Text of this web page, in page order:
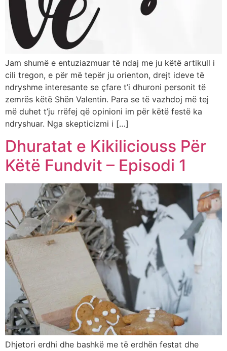
Jam shumë e entuziazmuar të ndaj me ju këtë artikull i
cili tregon, e për më tepër ju orienton, drejt ideve të
ndryshme interesante se çfare t’i dhuroni personit të
zemrës këtë Shën Valentin. Para se të vazhdoj më tej
më duhet t’ju rrëfej që opinioni im për këtë festë ka
ndryshuar. Nga skepticizmi i […]
Dhuratat e Kikiliciouss Për
Këtë Fundvit – Episodi 1
Dhjetori erdhi dhe bashkë me të erdhën festat dhe